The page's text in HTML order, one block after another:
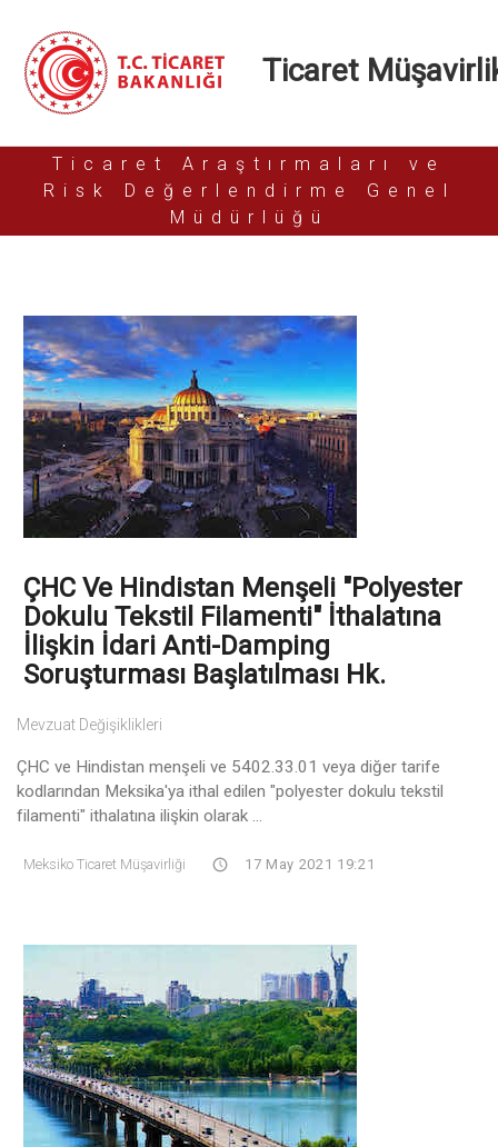
Ticaret
Ticaret Araştırmaları ve
Risk Değerlendirme Genel
Müdürlüğü
ÇHC Ve Hindistan Menşeli "Polyester
Dokulu Tekstil Filamenti" İthalatına
İlişkin İdari Anti-Damping
Soruşturması Başlatılması Hk.
Mevzuat Değişiklikleri
ÇHC ve Hindistan menşeli ve 5402.33.01 veya diğer tarife
kodlarından Meksika'ya ithal edilen "polyester dokulu tekstil
filamenti" ithalatına ilişkin olarak ...
Meksiko Ticaret Müşavirliği 17 May 2021 19:21